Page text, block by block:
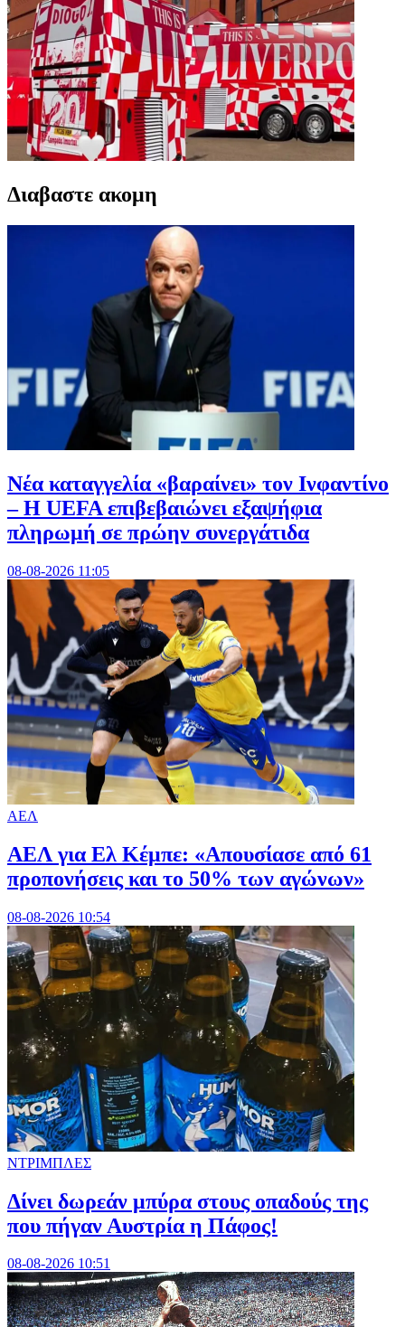
Διαβαστε ακομη
Νέα καταγγελία «βαραίνει» τον Ινφαντίνο
– Η UEFA επιβεβαιώνει εξαψήφια
πληρωμή σε πρώην συνεργάτιδα
08-08-2026 11:05
ΑΕΛ
ΑΕΛ για Ελ Κέμπε: «Απουσίασε από 61
προπονήσεις και το 50% των αγώνων»
08-08-2026 10:54
ΝΤΡΙΜΠΛΕΣ
Δίνει δωρεάν μπύρα στους οπαδούς της
που πήγαν Αυστρία η Πάφος!
08-08-2026 10:51